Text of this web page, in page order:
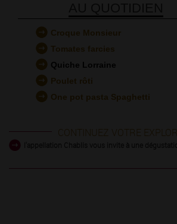
Croque Monsieur
Tomates farcies
Quiche Lorraine
Poulet rôti
One pot pasta Spaghetti
CONTINUEZ VOTRE